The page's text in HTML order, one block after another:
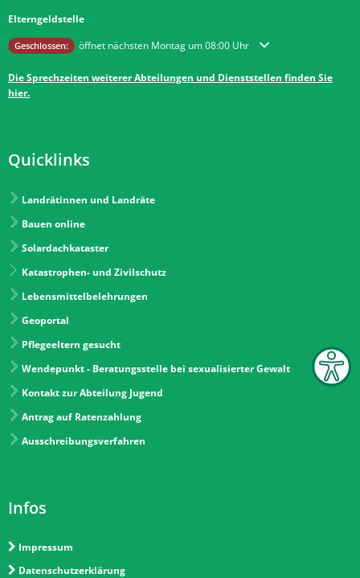
Elterngeldstelle
Klicken, um weitere Öffnungs- oder Schließzeiten auszublenden
Geschlossen: öffnet nächsten Montag um 08:00 Uhr
Die Sprechzeiten weiterer Abteilungen und Dienststellen finden Sie
hier.
Quicklinks
Landrätinnen und Landräte
Bauen online
Solardachkataster
Katastrophen- und Zivilschutz
Lebensmittelbelehrungen
Geoportal
Pflegeeltern gesucht
Wendepunkt - Beratungsstelle bei sexualisierter Gewalt
Kontakt zur Abteilung Jugend
Antrag auf Ratenzahlung
Ausschreibungsverfahren
Infos
Impressum
Datenschutzerklärung